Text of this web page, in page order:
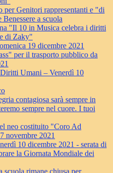
per Genitori rappresentanti e "di
a scuola
"Il 10 in Musica celebra i diritti
di Zaky"
19 dicembre 2021
per il trasporto pubblico da
Umani – Venerdì 10
contagiosa sarà sempre in
sempre nel cuore. I tuoi
neo costituito "Coro Ad
novembre 2021
10 dicembre 2021 - serata di
la Giornata Mondiale dei